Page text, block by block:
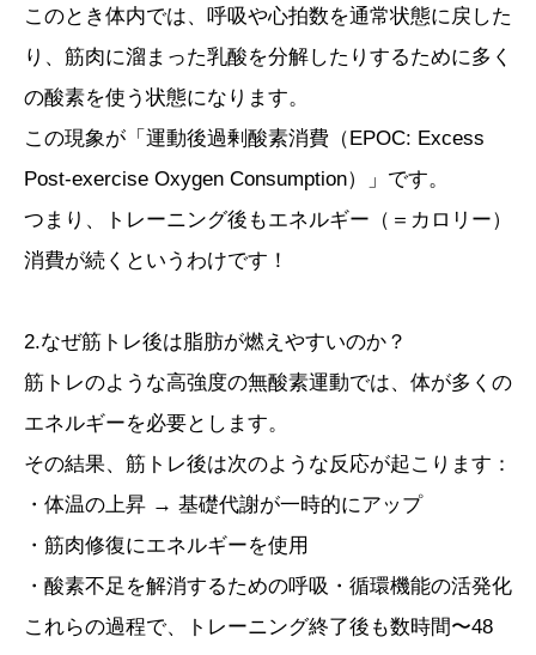
このとき体内では、呼吸や心拍数を通常状態に戻した
り、筋肉に溜まった乳酸を分解したりするために多く
の酸素を使う状態になります。
この現象が「運動後過剰酸素消費（EPOC: Excess
Post-exercise Oxygen Consumption）」です。
つまり、トレーニング後もエネルギー（＝カロリー）
消費が続くというわけです！
2.なぜ筋トレ後は脂肪が燃えやすいのか？
筋トレのような高強度の無酸素運動では、体が多くの
エネルギーを必要とします。
その結果、筋トレ後は次のような反応が起こります：
・体温の上昇 → 基礎代謝が一時的にアップ
・筋肉修復にエネルギーを使用
・酸素不足を解消するための呼吸・循環機能の活発化
これらの過程で、トレーニング終了後も数時間〜48